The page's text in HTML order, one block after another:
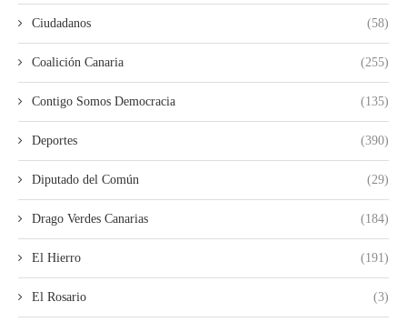
Ciudadanos (58)
Coalición Canaria (255)
Contigo Somos Democracia (135)
Deportes (390)
Diputado del Común (29)
Drago Verdes Canarias (184)
El Hierro (191)
El Rosario (3)